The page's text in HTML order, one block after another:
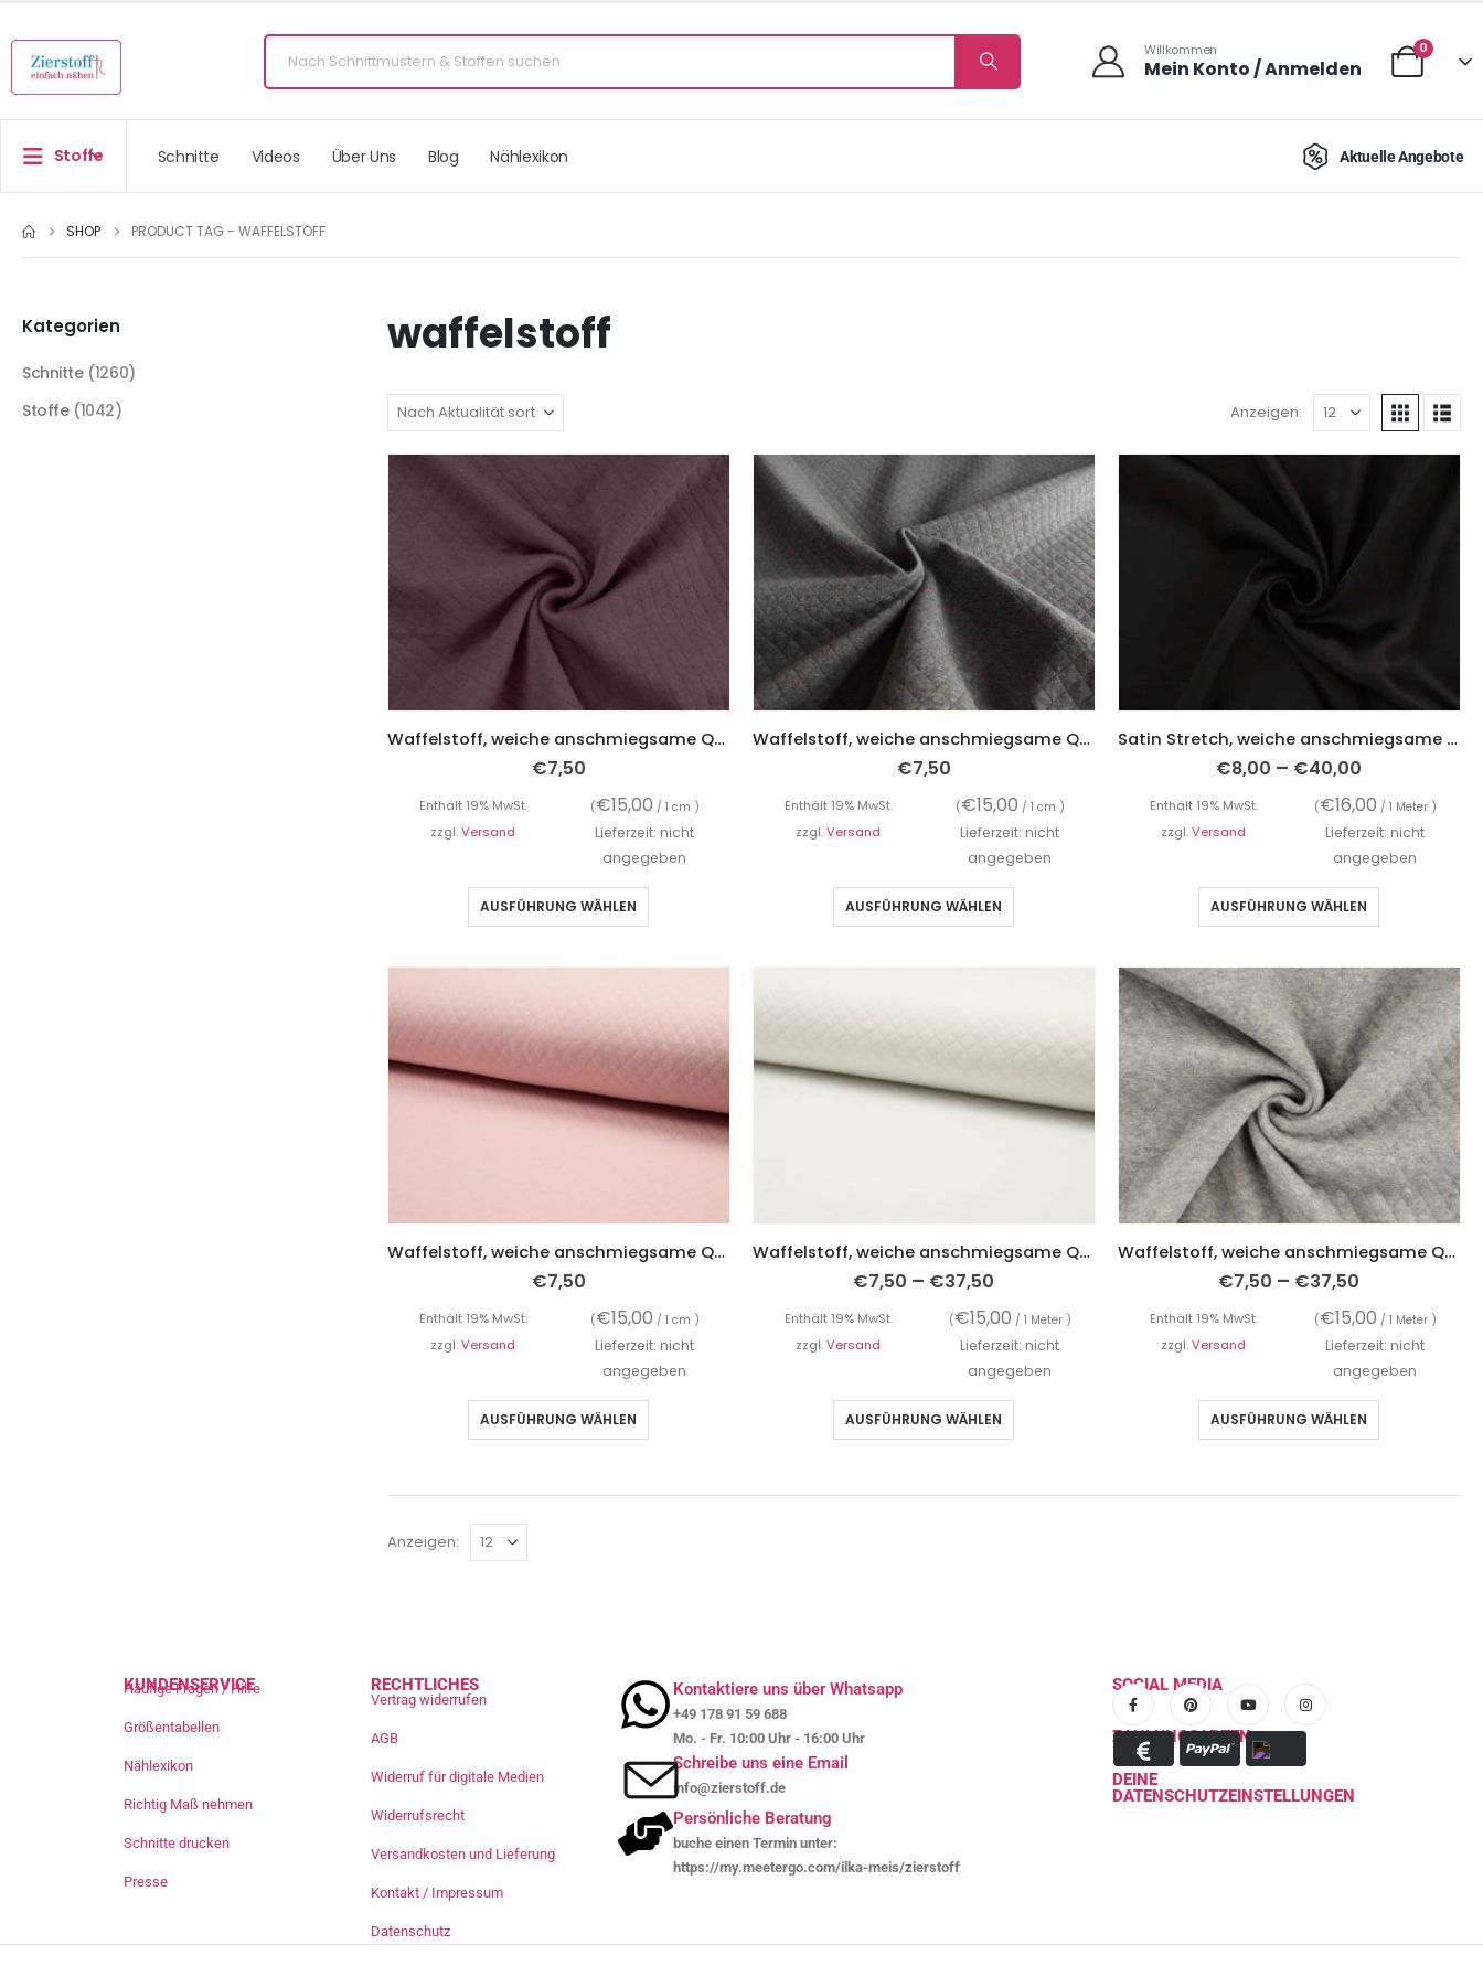
Willkommen
Mein Konto / Anmelden
0
Stoffe Schnitte Videos Über Uns Blog Nählexikon Aktuelle Angebote
SHOP PRODUCT TAG - WAFFELSTOFF
waffelstoff
Anzeigen:
Waffelstoff, weiche anschmiegsame Qualität – Mauve
€7,50
Enthält 19% MwSt. (€15,00 / 1 cm )
zzgl.Versand
Lieferzeit: nicht
angegeben
AUSFÜHRUNG WÄHLEN
Waffelstoff, weiche anschmiegsame Qualität – Grau mit eingewebten Punkten – Neon
€7,50
Enthält 19% MwSt. (€15,00 / 1 cm )
zzgl.Versand
Lieferzeit: nicht
angegeben
AUSFÜHRUNG WÄHLEN
Satin Stretch, weiche anschmiegsame Qualität – Schwarz
€8,00 – €40,00
Enthält 19% MwSt. (€16,00 / 1 Meter )
zzgl.Versand
Lieferzeit: nicht
angegeben
AUSFÜHRUNG WÄHLEN
Waffelstoff, weiche anschmiegsame Qualität – Rosa
€7,50
Enthält 19% MwSt. (€15,00 / 1 cm )
zzgl.Versand
Lieferzeit: nicht
angegeben
AUSFÜHRUNG WÄHLEN
Waffelstoff, weiche anschmiegsame Qualität – Weiß
€7,50 – €37,50
Enthält 19% MwSt. (€15,00 / 1 Meter )
zzgl.Versand
Lieferzeit: nicht
angegeben
AUSFÜHRUNG WÄHLEN
Waffelstoff, weiche anschmiegsame Qualität – helles Grau, Melangeoptik
€7,50 – €37,50
Enthält 19% MwSt. (€15,00 / 1 Meter )
zzgl.Versand
Lieferzeit: nicht
angegeben
AUSFÜHRUNG WÄHLEN
Anzeigen:
Kategorien
Schnitte (1260)
Stoffe (1042)
KUNDENSERVICE
Häufige Fragen / Hilfe
Größentabellen
Nählexikon
Richtig Maß nehmen
Schnitte drucken
Presse
RECHTLICHES
Vertrag widerrufen
AGB
Widerruf für digitale Medien
Widerrufsrecht
Versandkosten und Lieferung
Kontakt / Impressum
Datenschutz
Kontaktiere uns über Whatsapp
+49 178 91 59 688
Mo. - Fr. 10:00 Uhr - 16:00 Uhr
Schreibe uns eine Email
info@zierstoff.de
Persönliche Beratung
buche einen Termin unter:
https://my.meetergo.com/ilka-meis/zierstoff
SOCIAL MEDIA
ZAHLUNGSARTEN
DEINE
DATENSCHUTZEINSTELLUNGEN